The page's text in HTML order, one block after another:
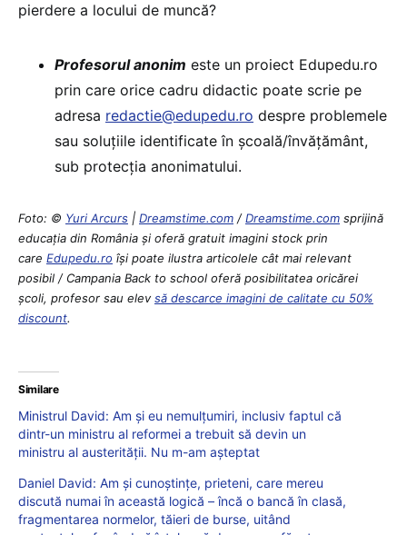
pierdere a locului de muncă?
Profesorul anonim este un proiect Edupedu.ro
prin care orice cadru didactic poate scrie pe
adresa redactie@edupedu.ro despre problemele
sau soluțiile identificate în școală/învățământ,
sub protecția anonimatului.
Foto: © Yuri Arcurs | Dreamstime.com /Dreamstime.com sprijină
educaţia din România şi oferă gratuit imagini stock prin
care Edupedu.ro îşi poate ilustra articolele cât mai relevant
posibil / Campania Back to school oferă posibilitatea oricărei
școli, profesor sau elevsă descarce imagini de calitate cu 50%
discount.
Similare
Ministrul David: Am și eu nemulțumiri, inclusiv faptul că
dintr-un ministru al reformei a trebuit să devin un
ministru al austerității. Nu m-am așteptat
Daniel David: Am și cunoștințe, prieteni, care mereu
discută numai în această logică – încă o bancă în clasă,
fragmentarea normelor, tăieri de burse, uitând